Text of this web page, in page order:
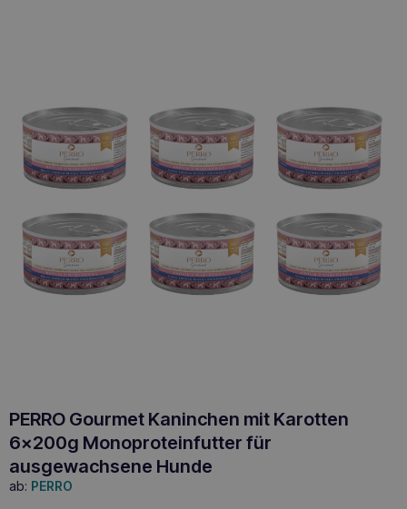
PERRO Gourmet Kaninchen mit Karotten
6x200g Monoproteinfutter für
ausgewachsene Hunde
ab: PERRO